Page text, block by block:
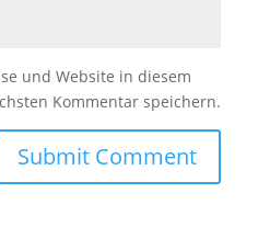
und Website in diesem
Kommentar speichern.